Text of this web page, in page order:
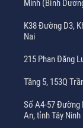
Minh (Bình
K38 Đường D3,
Nai
215 Phan Đăng
Tầng 5, 153Q
Số A4-57 Đường
An, tỉnh Tây